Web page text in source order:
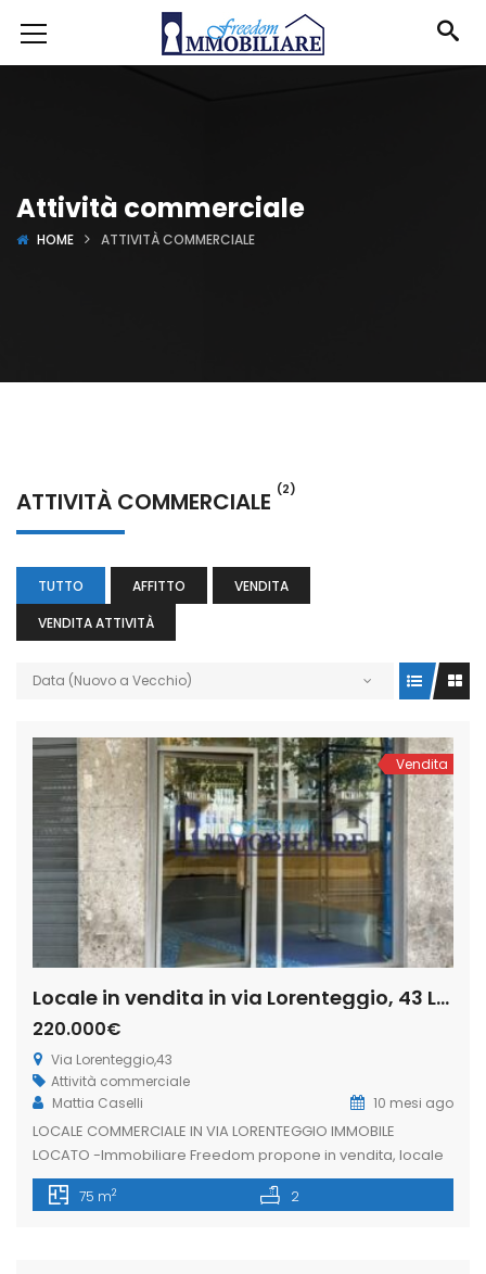
Attività commerciale
HOME ATTIVITÀ COMMERCIALE
ATTIVITÀ COMMERCIALE (2)
TUTTO AFFITTO
VENDITA
VENDITA ATTIVITÀ
Data (Nuovo a Vecchio)
Vendita
Locale in vendita in via Lorenteggio, 43 Lorenteggio – Giambellino, Milano (Rif. IFM189)
220.000€
Via Lorenteggio,43
Attività commerciale
Mattia Caselli
10 mesi ago
LOCALE COMMERCIALE IN VIA LORENTEGGIO IMMOBILE
LOCATO -Immobiliare Freedom propone in vendita, locale
commerciale di una vetrina su strada di circa 40mq oltre
magazzino. La soluzione è situata in via Lorenteggio, zona
75 m2 2